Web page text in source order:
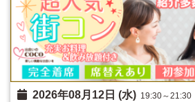
2026年08月12日 (水) 19:30～21:30